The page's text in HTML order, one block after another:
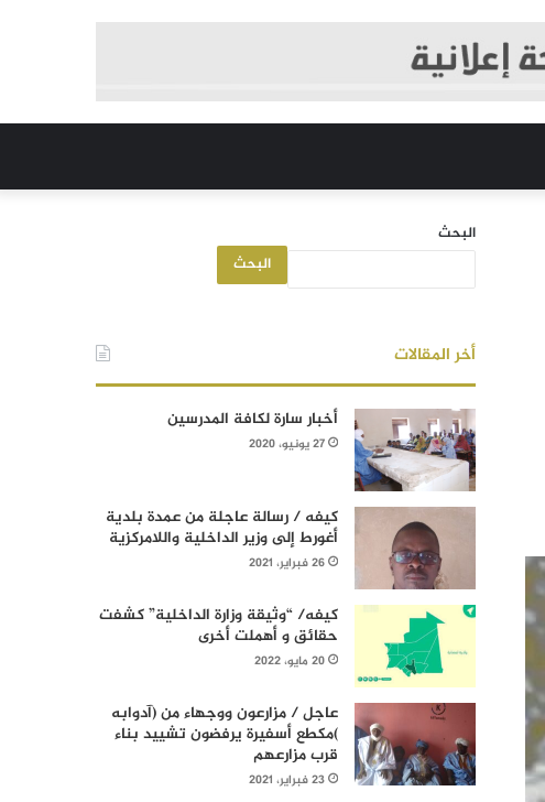
البحث
البحث
أخر المقالات
أخبار سارة لكافة المدرسين
27 يونيو، 2020
كيفه / رسالة عاجلة من عمدة بلدية
أغورط إلى وزير الداخلية واللامركزية
26 فبراير، 2021
كيفه/ “وثيقة وزارة الداخلية” كشفت
حقائق و أهملت أخرى
20 مايو، 2022
عاجل / مزارعون ووجهاء من (آدوابه
)مكطع أسفيرة يرفضون تشييد بناء
قرب مزارعهم
23 فبراير، 2021